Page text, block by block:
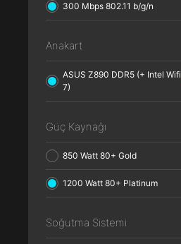
300 Mbps 802.11 b/g/n
Anakart
ASUS Z890 DDR5 (+ Intel Wifi
7)
Güç Kaynağı
850 Watt 80+ Gold
1200 Watt 80+ Platinum
Soğutma Sistemi